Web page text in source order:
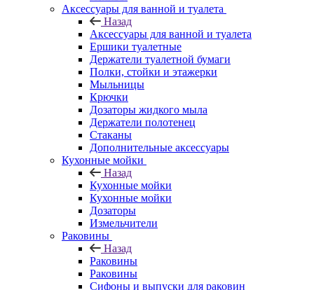
Аксессуары для ванной и туалета
Назад
Аксессуары для ванной и туалета
Ершики туалетные
Держатели туалетной бумаги
Полки, стойки и этажерки
Мыльницы
Крючки
Дозаторы жидкого мыла
Держатели полотенец
Стаканы
Дополнительные аксессуары
Кухонные мойки
Назад
Кухонные мойки
Кухонные мойки
Дозаторы
Измельчители
Раковины
Назад
Раковины
Раковины
Сифоны и выпуски для раковин